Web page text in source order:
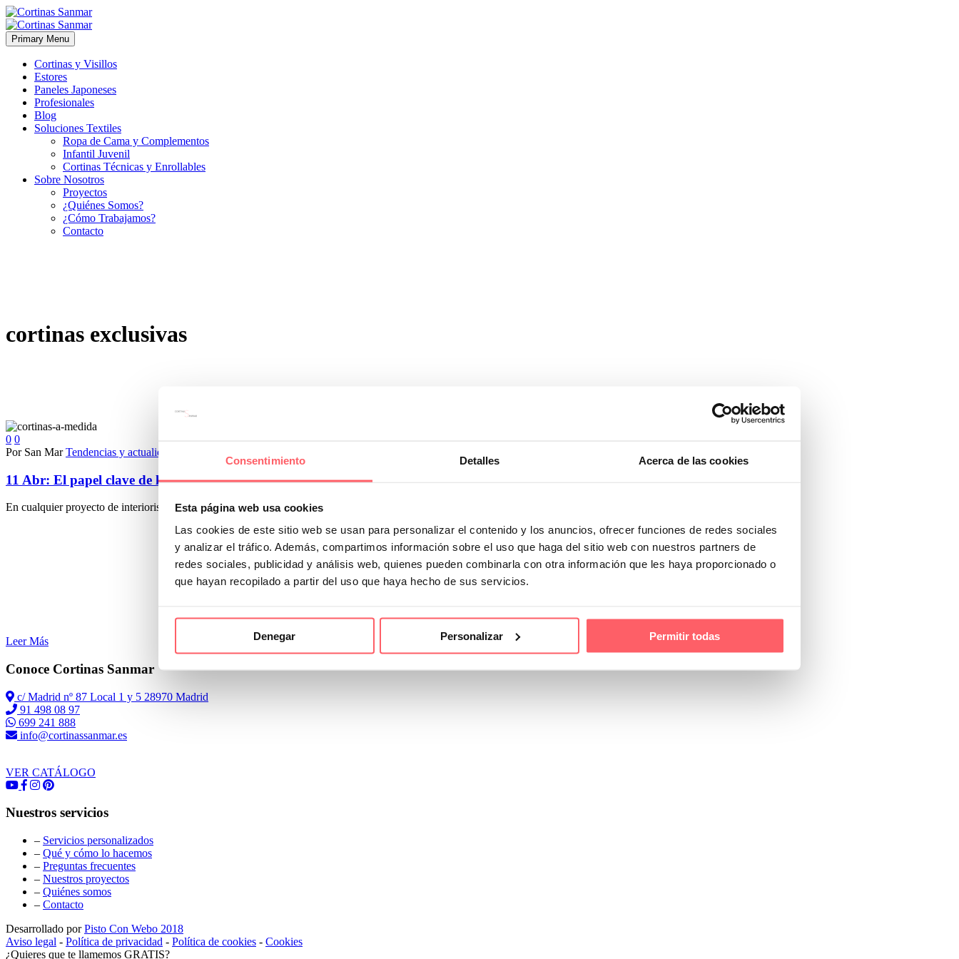
Consentimiento Detalles Acerca de las cookies
Esta página web usa cookies
Las cookies de este sitio web se usan para personalizar el contenido y los anuncios, ofrecer funciones de redes sociales
y analizar el tráfico. Además, compartimos información sobre el uso que haga del sitio web con nuestros partners de
redes sociales, publicidad y análisis web, quienes pueden combinarla con otra información que les haya proporcionado o
que hayan recopilado a partir del uso que haya hecho de sus servicios.
Denegar Personalizar Permitir todas
Primary Menu
Cortinas y Visillos
Estores
Paneles Japoneses
Profesionales
Blog
Soluciones Textiles
Ropa de Cama y Complementos
Infantil Juvenil
Cortinas Técnicas y Enrollables
Sobre Nosotros
Proyectos
¿Quiénes Somos?
¿Cómo Trabajamos?
Contacto
cortinas exclusivas
0 0
Por San Mar Tendencias y actualidad
11 Abr: El papel clave de las cortinas a medida en proyectos de interiorismo
En cualquier proyecto de interiorismo, cada elemento es clave para definir el estilo, la funcionalidad y la armonía del espacio….
Leer Más
Conoce Cortinas Sanmar
c/ Madrid nº 87 Local 1 y 5 28970 Madrid
91 498 08 97
699 241 888
info@cortinassanmar.es
VER CATÁLOGO
Nuestros servicios
– Servicios personalizados
– Qué y cómo lo hacemos
– Preguntas frecuentes
– Nuestros proyectos
– Quiénes somos
– Contacto
Desarrollado porPisto Con Webo 2018
Aviso legal - Política de privacidad - Política de cookies - Cookies
¿Quieres que te llamemos GRATIS?